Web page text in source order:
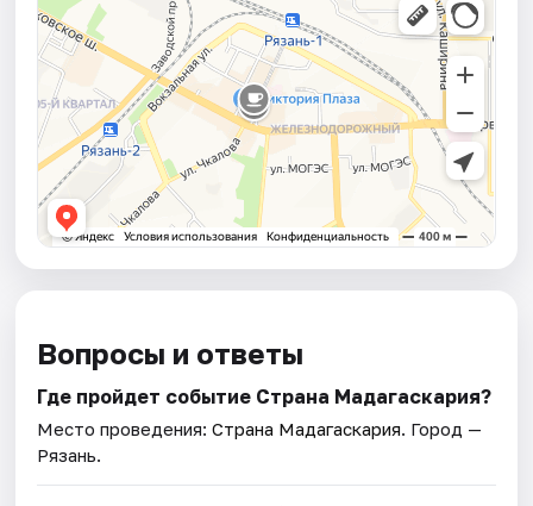
Вопросы и ответы
Где пройдет событие Страна Мадагаскария?
Место проведения:Страна Мадагаскария. Город —
Рязань.